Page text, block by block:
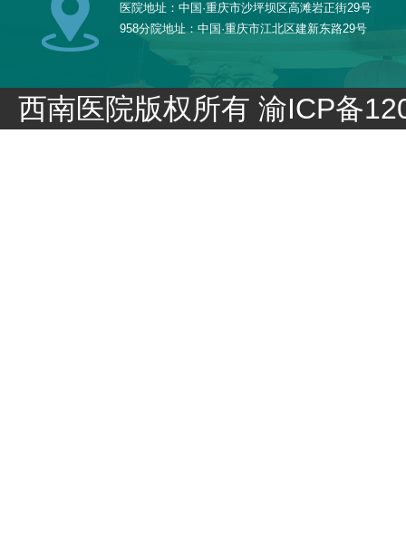
医院地址：中国·重庆市沙坪坝区高滩岩正街29号
958分院地址：中国·重庆市江北区建新东路29号
西南医院版权所有渝ICP备